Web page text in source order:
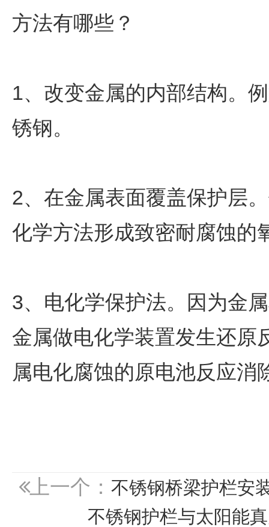
方法有哪些？
1、改变金属的内部结构。
锈钢。
2、在金属表面覆盖保护层
化学方法形成致密耐腐蚀的
3、电化学保护法。因为金
金属做电化学装置发生还
属电化腐蚀的原电池反应消
上一个： 不锈钢桥梁护栏安
不锈钢护栏与太阳能